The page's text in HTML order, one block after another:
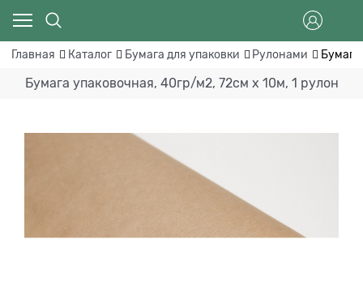
Главная Каталог Бумага для упаковки Рулонами
Бумага упаковочная, 40гр/м2, 72см х 10м, 1 рулон